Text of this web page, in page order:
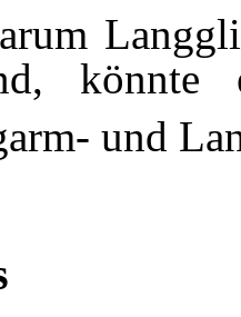
könnte
und